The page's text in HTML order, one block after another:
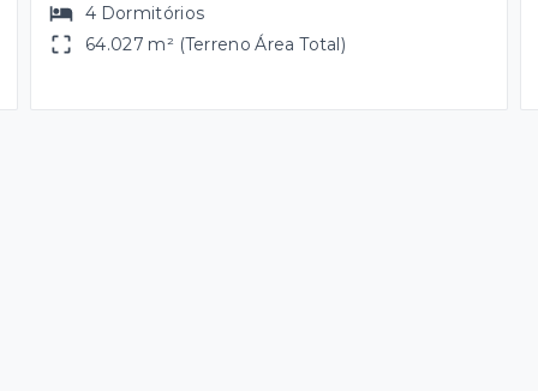
4 Dormitórios
64.027 m² (Terreno Área Total)